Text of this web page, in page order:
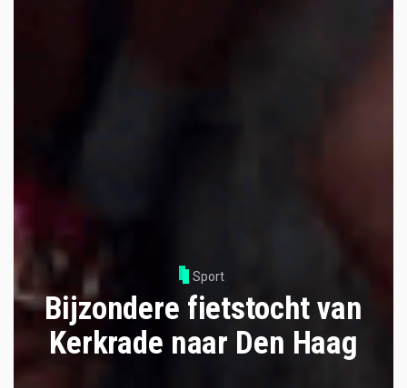
Sport
Bijzondere fietstocht van
Kerkrade naar Den Haag